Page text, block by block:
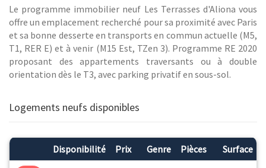
Le programme immobilier neuf Les Terrasses d'Aliona vous
offre un emplacement recherché pour sa proximité avec Paris
et sa bonne desserte en transports en commun actuelle (M5,
T1, RER E) et à venir (M15 Est, TZen 3). Programme RE 2020
proposant des appartements traversants ou à double
orientation dès le T3, avec parking privatif en sous-sol.
Logements neufs disponibles
Disponibilité Prix Genre Pièces Surface